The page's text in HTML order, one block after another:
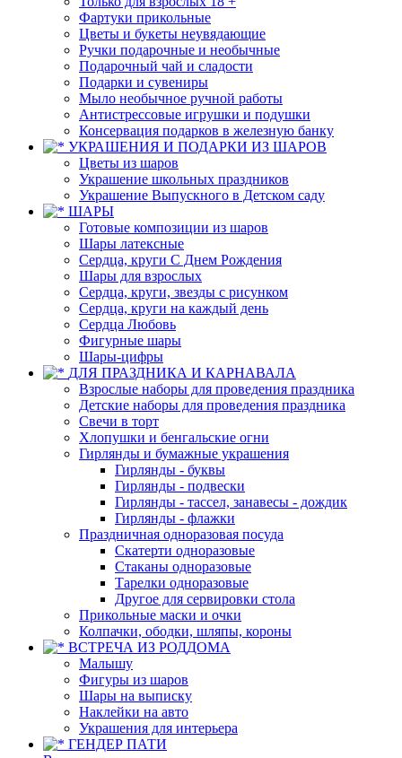
Фартуки прикольные
Цветы и букеты неувядающие
Ручки подарочные и необычные
Подарочный чай и сладости
Подарки и сувениры
Мыло необычное ручной работы
Антистрессовые игрушки и подушки
Консервация подарков в железную банку
УКРАШЕНИЯ И ПОДАРКИ ИЗ ШАРОВ
Цветы из шаров
Украшение школьных праздников
Украшение Выпускного в Детском саду
ШАРЫ
Готовые композиции из шаров
Шары латексные
Сердца, круги С Днем Рождения
Шары для взрослых
Сердца, круги, звезды с рисунком
Сердца, круги на каждый день
Сердца Любовь
Фигурные шары
Шары-цифры
ДЛЯ ПРАЗДНИКА И КАРНАВАЛА
Взрослые наборы для проведения праздника
Детские наборы для проведения праздника
Свечи в торт
Хлопушки и бенгальские огни
Гирлянды и бумажные украшения
Гирлянды - буквы
Гирлянды - подвески
Гирлянды - тассел, занавесы - дождик
Гирлянды - флажки
Праздничная одноразовая посуда
Скатерти одноразовые
Стаканы одноразовые
Тарелки одноразовые
Другое для сервировки стола
Прикольные маски и очки
Колпачки, ободки, шляпы, короны
ВСТРЕЧА ИЗ РОДДОМА
Малышу
Фигуры из шаров
Шары на выписку
Наклейки на авто
Украшения для интерьера
ГЕНДЕР ПАТИ